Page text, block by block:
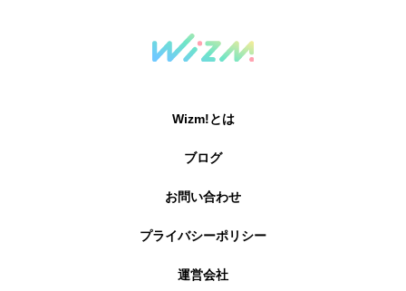
Wizm!とは
ブログ
お問い合わせ
プライバシーポリシー
運営会社